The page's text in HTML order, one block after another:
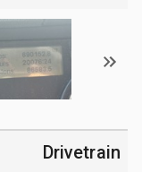
Drivetrain